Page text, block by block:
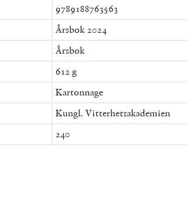
9789188763563
Årsbok 2024
Årsbok
612 g
Kartonnage
Kungl. Vitterhetsakademien
240